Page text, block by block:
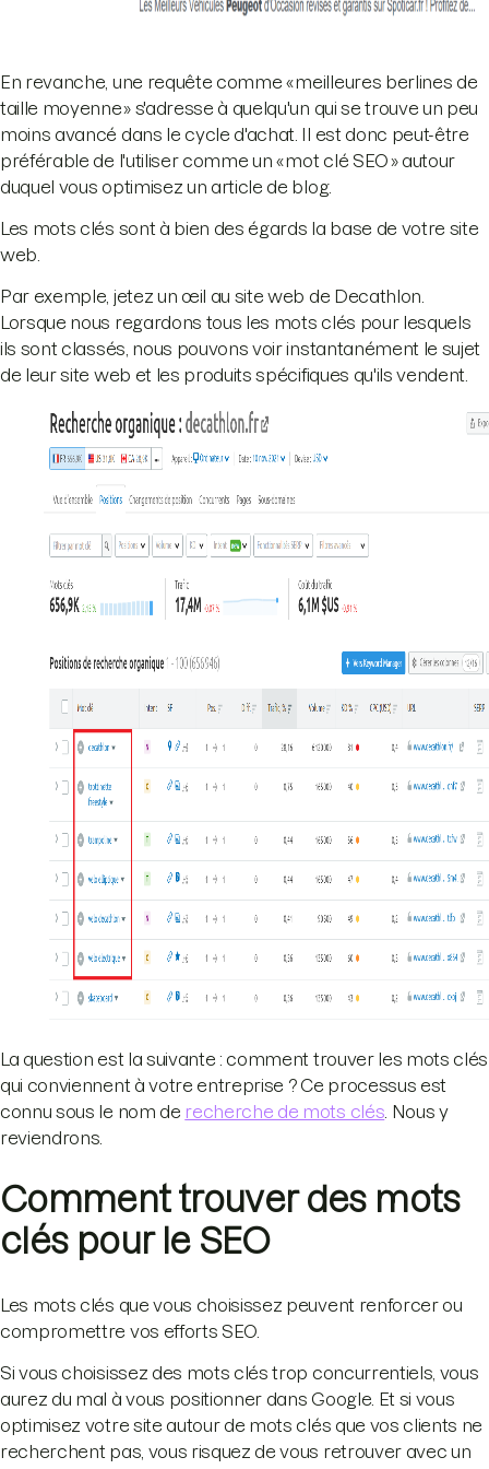
En revanche, une requête comme « meilleures berlines de
taille moyenne » s'adresse à quelqu'un qui se trouve un peu
moins avancé dans le cycle d'achat. Il est donc peut-être
préférable de l'utiliser comme un « mot clé SEO » autour
duquel vous optimisez un article de blog.
Les mots clés sont à bien des égards la base de votre site
web.
Par exemple, jetez un œil au site web de Decathlon.
Lorsque nous regardons tous les mots clés pour lesquels
ils sont classés, nous pouvons voir instantanément le sujet
de leur site web et les produits spécifiques qu'ils vendent.
La question est la suivante : comment trouver les mots clés
qui conviennent à votre entreprise ? Ce processus est
connu sous le nom de recherche de mots clés . Nous y
reviendrons.
Comment trouver des mots
clés pour le SEO
Les mots clés que vous choisissez peuvent renforcer ou
compromettre vos efforts SEO.
Si vous choisissez des mots clés trop concurrentiels, vous
aurez du mal à vous positionner dans Google. Et si vous
optimisez votre site autour de mots clés que vos clients ne
recherchent pas, vous risquez de vous retrouver avec un